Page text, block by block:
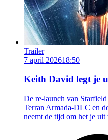
Trailer
7 april 202618:50
Keith David legt je
De re-launch van
Terran Armada-DLC en
neemt de tijd om het je uit